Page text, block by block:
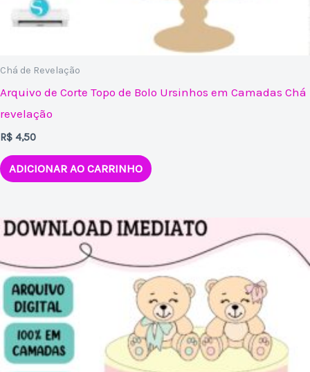
Chá de Revelação
Arquivo de Corte Topo de Bolo Ursinhos em Camadas Chá
revelação
R$ 4,50
ADICIONAR AO CARRINHO